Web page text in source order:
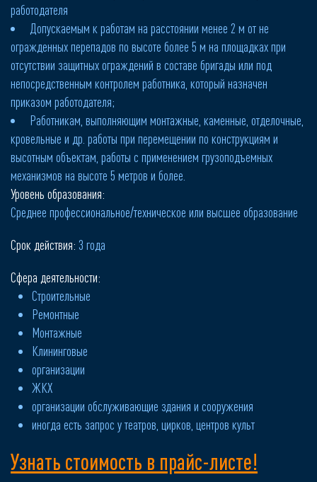
работодателя
Допускаемым к работам на расстоянии менее 2 м от не
огражденных перепадов по высоте более 5 м на площадках при
отсутствии защитных ограждений в составе бригады или под
непосредственным контролем работника, который назначен
приказом работодателя;
Работникам, выполняющим монтажные, каменные, отделочные,
кровельные и др. работы при перемещении по конструкциям и
высотным объектам, работы с применением грузоподъемных
механизмов на высоте 5 метров и более.
Уровень образования:
Среднее профессиональное/техническое или высшее образование
Срок действия: 3 годa
Сфера деятельности:
Строительные
Ремонтные
Монтажные
Клининговые
организации
ЖКХ
организации обслуживающие здания и сооружения
иногда есть запрос у театров, цирков, центров культ
Узнать стоимость в прайс-листе!